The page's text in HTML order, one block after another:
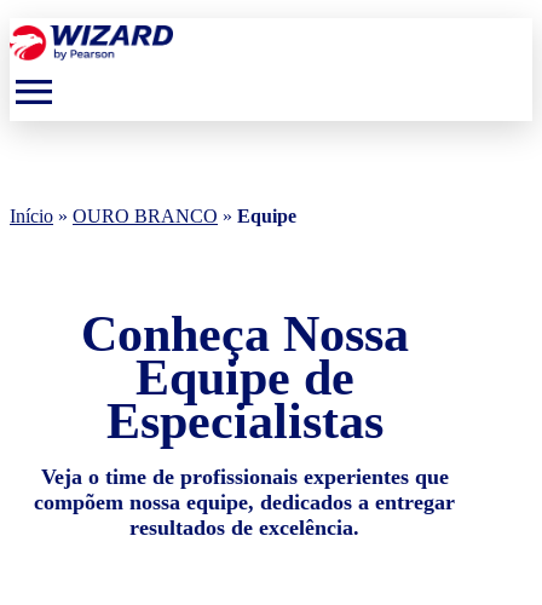
menu
Início » OURO BRANCO » Equipe
Conheça Nossa
Equipe de
Especialistas
Veja o time de profissionais experientes que
compõem nossa equipe, dedicados a entregar
resultados de excelência.